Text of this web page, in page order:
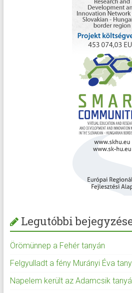
Legutóbbi
Örömünnep a Fehér tanyán
Felgyulladt a fény Murányi Éva
Napelem került az Adamcsik